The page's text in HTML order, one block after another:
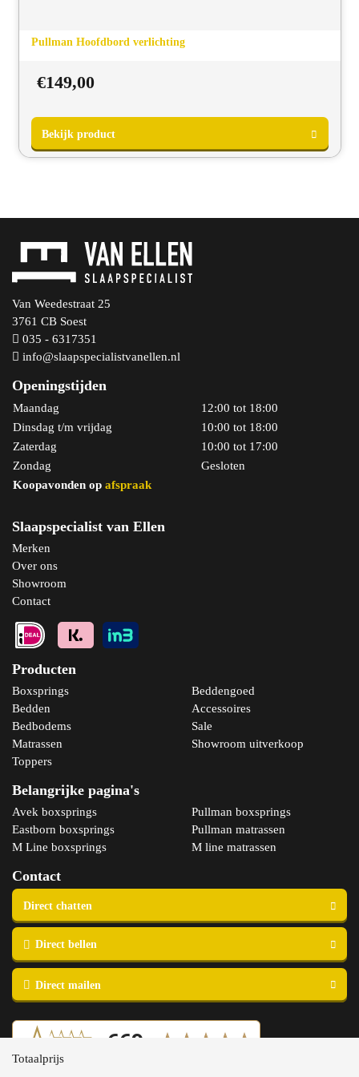
Totaalprijs
Pullman Hoofdbord verlichting
€149,00
Van Weedestraat 25
3761 CB Soest
035 - 6317351
info@slaapspecialistvanellen.nl
Openingstijden
Maandag
12:00 tot 18:00
Dinsdag t/m vrijdag
10:00 tot 18:00
Zaterdag
10:00 tot 17:00
Zondag
Gesloten
Koopavonden op afspraak
Slaapspecialist van Ellen
Merken
Over ons
Showroom
Contact
Producten
Boxsprings
Bedden
Bedbodems
Matrassen
Toppers
Beddengoed
Accessoires
Sale
Showroom uitverkoop
Belangrijke pagina's
Avek boxsprings
Eastborn boxsprings
M Line boxsprings
Pullman boxsprings
Pullman matrassen
M line matrassen
Contact